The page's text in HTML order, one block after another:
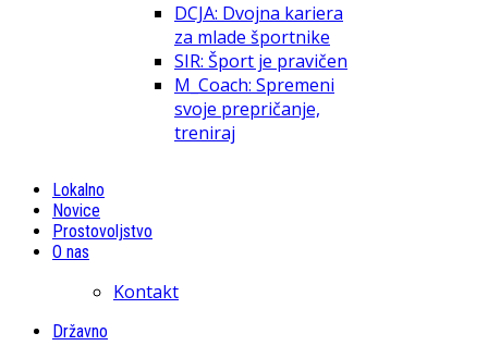
DCJA: Dvojna kariera
za mlade športnike
SIR: Šport je pravičen
M_Coach: Spremeni
svoje prepričanje,
treniraj
Lokalno
Novice
Prostovoljstvo
O nas
Kontakt
Državno